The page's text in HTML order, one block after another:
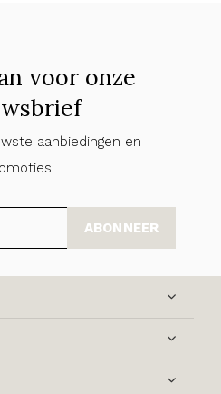
voor onze
aanbiedingen en
ABONNEER